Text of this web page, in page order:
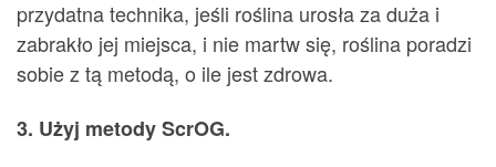
przydatna technika, jeśli roślina urosła za duża i
zabrakło jej miejsca, i nie martw się, roślina poradzi
sobie z tą metodą, o ile jest zdrowa.
3. Użyj metody ScrOG.